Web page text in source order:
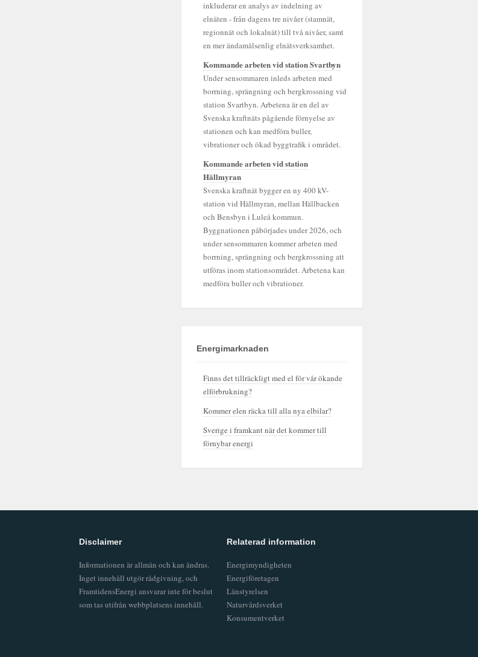
inkluderar en analys av indelning av
elnäten - från dagens tre nivåer (stamnät,
regionnät och lokalnät) till två nivåer, samt
en mer ändamålsenlig elnätsverksamhet.
Kommande arbeten vid station Svartbyn
Under sensommaren inleds arbeten med
borrning, sprängning och bergkrossning vid
station Svartbyn. Arbetena är en del av
Svenska kraftnäts pågående förnyelse av
stationen och kan medföra buller,
vibrationer och ökad byggtrafik i området.
Kommande arbeten vid station
Hällmyran
Svenska kraftnät bygger en ny 400 kV-
station vid Hällmyran, mellan Hällbacken
och Bensbyn i Luleå kommun.
Byggnationen påbörjades under 2026, och
under sensommaren kommer arbeten med
borrning, sprängning och bergkrossning att
utföras inom stationsområdet. Arbetena kan
medföra buller och vibrationer.
Energimarknaden
Finns det tillräckligt med el för vår ökande
elförbrukning?
Kommer elen räcka till alla nya elbilar?
Sverige i framkant när det kommer till
förnybar energi
Disclaimer
Informationen är allmän och kan ändras.
Inget innehåll utgör rådgivning, och
FramtidensEnergi ansvarar inte för beslut
som tas utifrån webbplatsens innehåll.
Relaterad information
Energimyndigheten
Energiföretagen
Länstyrelsen
Naturvårdsverket
Konsumentverket